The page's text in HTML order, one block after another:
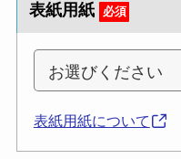
表紙用紙 必須
表紙用紙について